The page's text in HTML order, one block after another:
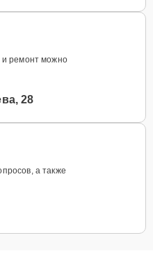
и ремонт можно
28
а также